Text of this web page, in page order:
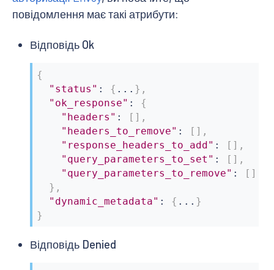
повідомлення має такі атрибути:
Відповідь Ok
{
"status" : { ... } ,
"ok_response" :
{
"headers" : [ ] ,
"headers_to_remove" : [ ] ,
"response_headers_to_add" : [ ] ,
"query_parameters_to_set" : [ ] ,
"query_parameters_to_remove" : [ ]
} ,
"dynamic_metadata" : { ... }
}
Відповідь Denied